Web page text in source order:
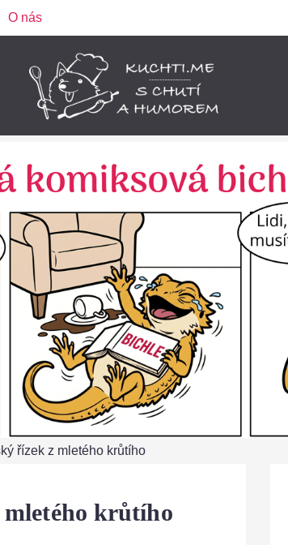
O nás
řízek z mletého krůtího
krůtího